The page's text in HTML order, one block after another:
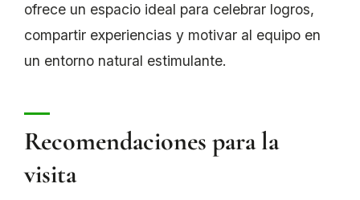
ofrece un espacio ideal para celebrar logros,
compartir experiencias y motivar al equipo en
un entorno natural estimulante.
Recomendaciones para la
visita